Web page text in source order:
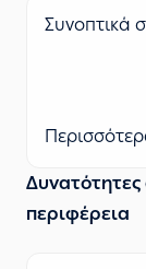
Συνοπτικά
περιφέρεια